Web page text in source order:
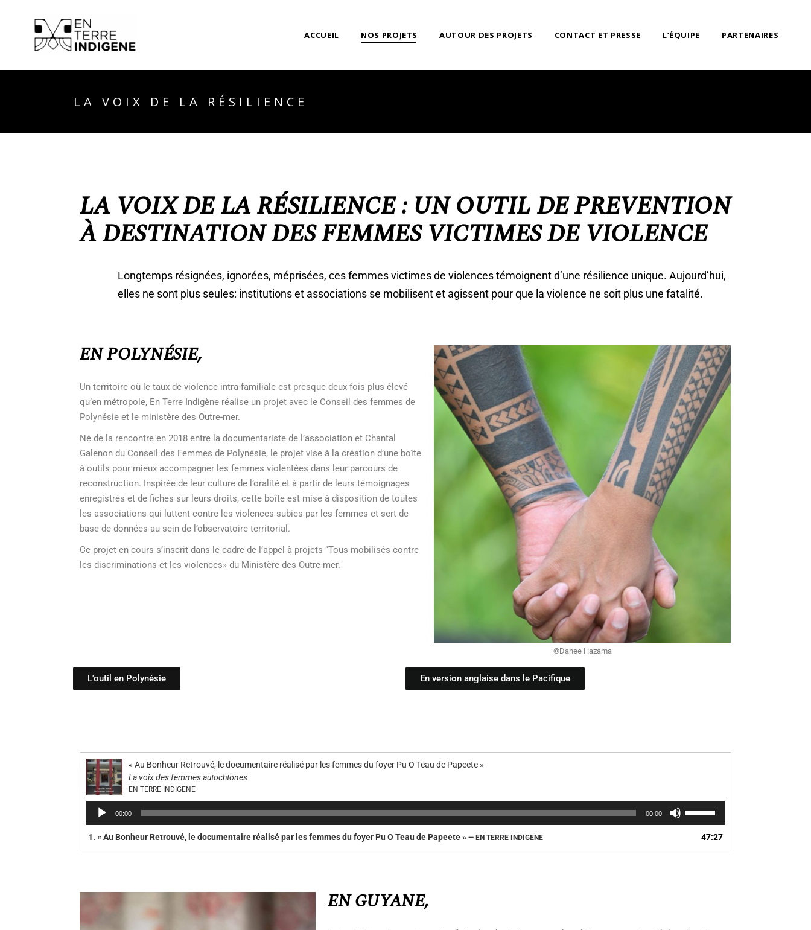
ACCUEIL NOS PROJETS
LA VOIX DES
LA JEUNESSE
LA MÉTROPOLE
AUTOUR DES PROJETS
LA VOIX DES
LES ARTS
CONTACT ET PRESSE L’ÉQUIPE PARTENAIRES
LA VOIX DE LA RÉSILIENCE
LA VOIX DE LA RÉSILIENCE : UN OUTIL DE PREVENTION
À DESTINATION DES FEMMES VICTIMES DE VIOLENCE
Longtemps résignées, ignorées, méprisées, ces femmes victimes de violences témoignent d’une résilience unique. Aujourd’hui,
elles ne sont plus seules: institutions et associations se mobilisent et agissent pour que la violence ne soit plus une fatalité.
EN POLYNÉSIE,
Un territoire où le taux de violence intra-familiale est presque deux fois plus élevé
qu’en métropole, En Terre Indigène réalise un projet avec le Conseil des femmes de
Polynésie et le ministère des Outre-mer.
Né de la rencontre en 2018 entre la documentariste de l’association et Chantal
Galenon du Conseil des Femmes de Polynésie, le projet vise à la création d’une boîte
à outils pour mieux accompagner les femmes violentées dans leur parcours de
reconstruction. Inspirée de leur culture de l’oralité et à partir de leurs témoignages
enregistrés et de fiches sur leurs droits, cette boîte est mise à disposition de toutes
les associations qui luttent contre les violences subies par les femmes et sert de
base de données au sein de l’observatoire territorial.
Ce projet en cours s’inscrit dans le cadre de l’appel à projets “Tous mobilisés contre
les discriminations et les violences» du Ministère des Outre-mer.
©Danee Hazama
L'outil en Polynésie En version anglaise dans le Pacifique
« Au Bonheur Retrouvé, le documentaire réalisé par les femmes du foyer Pu O Teau de Papeete »
La voix des femmes autochtones
EN TERRE INDIGENE
Lecteur
audio
00:00 00:00
1. « Au Bonheur Retrouvé, le documentaire réalisé par les femmes du foyer Pu O Teau de Papeete » — EN TERRE INDIGENE 47:27
EN GUYANE,